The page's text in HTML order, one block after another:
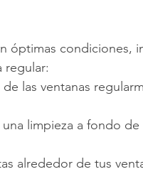
óptimas condiciones,
regular:
las ventanas
una limpieza a fondo
alrededor de tus